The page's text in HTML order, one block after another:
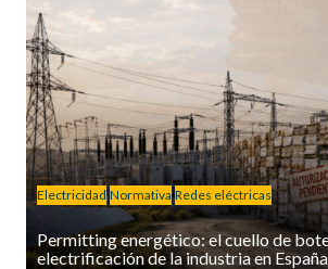
Electricidad Normativa Redes eléctricas
Permitting energético: el cuello de
electrificación de la industria en España